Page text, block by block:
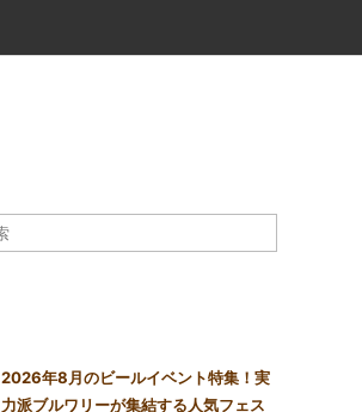
2026年8月のビールイベント特集！実
力派ブルワリーが集結する人気フェス